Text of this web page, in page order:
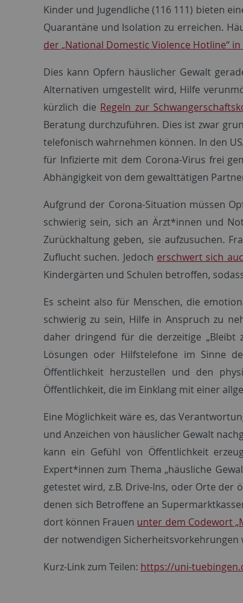
Kinder und Jugendliche (116 111) bieten
Quarantäne und Isolation zu erreichen.
der „National Domestic Violence Hotline“ in
Dies kann Opfern häuslicher Gewalt
Alternativen umgestellt wird, Hilfe
kürzlich die Regeln zur
Beratung durchzuführen. Dies ist zwar
telefonisch wahrnehmen können. In den
für Infizierte mit dem Corona-Virus frei
Abhängigkeit von dem gewalttätigen
Aufgrund der Corona-Situation müssen
schwierig sein, sich an Ärzt*innen und
Zurückhaltung geben, sie aufzusuchen.
Zuflucht suchen. Jedoch erschwert sich
Kindergärten und Schulen betroffen,
Es scheint also für Menschen, die
schwierig zu sein, Hilfe in Anspruch zu
daher dringend für die derzeitige „Bleibt
Lösungen oder Hilfstelefone im Sinne
Öffentlichkeit herzustellen und den
Öffentlichkeit, die im Einklang mit einer
Eine Möglichkeit wäre es, das
und Anzeichen von häuslicher Gewalt
kann ein Gefühl von Öffentlichkeit
Expert*innen zum Thema „häusliche
getestet wird, z.B. Drive-Ins, oder Orte
denen sich Betroffene an
dort können Frauen unter dem Codewort
der notwendigen Sicherheitsvorkehrungen
Kurz-Link zum Teilen: https://uni-